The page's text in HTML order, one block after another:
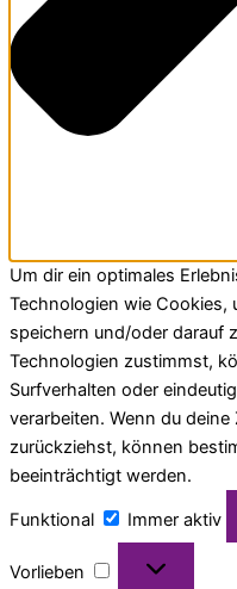
Um dir ein optimales
Technologien wie Cookies,
speichern und/oder darauf
Technologien zustimmst,
Surfverhalten oder
verarbeiten. Wenn du
zurückziehst, können
beeinträchtigt werden.
Funktional Immer aktiv
Vorlieben